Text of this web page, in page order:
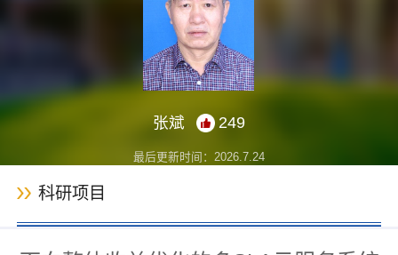
张斌 249
最后更新时间： 2026 7 24
科研项目